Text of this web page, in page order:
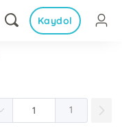
Kaydol
1